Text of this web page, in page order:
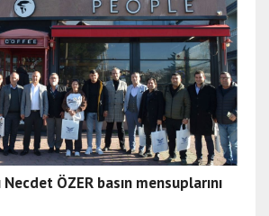
ÖZER basın mensuplarını